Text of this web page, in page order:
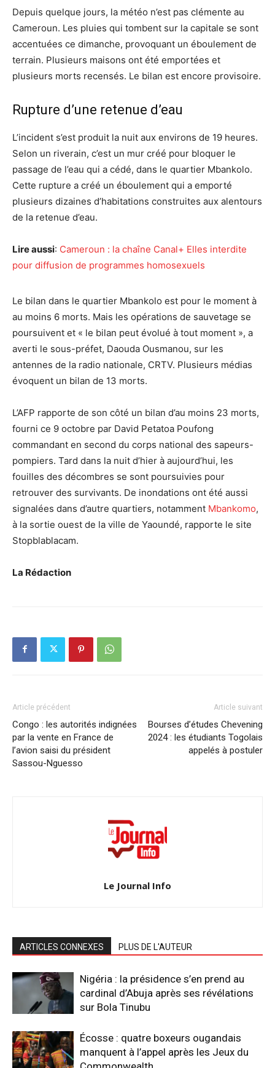
Depuis quelque jours, la météo n’est pas clémente au
Cameroun. Les pluies qui tombent sur la capitale se sont
accentuées ce dimanche, provoquant un éboulement de
terrain. Plusieurs maisons ont été emportées et
plusieurs morts recensés. Le bilan est encore provisoire.
Rupture d’une retenue d’eau
L’incident s’est produit la nuit aux environs de 19 heures.
Selon un riverain, c’est un mur créé pour bloquer le
passage de l’eau qui a cédé, dans le quartier Mbankolo.
Cette rupture a créé un éboulement qui a emporté
plusieurs dizaines d’habitations construites aux alentours
de la retenue d’eau.
Lire aussi: Cameroun : la chaîne Canal+ Elles interdite
pour diffusion de programmes homosexuels
Le bilan dans le quartier Mbankolo est pour le moment à
au moins 6 morts. Mais les opérations de sauvetage se
poursuivent et « le bilan peut évolué à tout moment », a
averti le sous-préfet, Daouda Ousmanou, sur les
antennes de la radio nationale, CRTV. Plusieurs médias
évoquent un bilan de 13 morts.
L’AFP rapporte de son côté un bilan d’au moins 23 morts,
fourni ce 9 octobre par David Petatoa Poufong
commandant en second du corps national des sapeurs-
pompiers. Tard dans la nuit d’hier à aujourd’hui, les
fouilles des décombres se sont poursuivies pour
retrouver des survivants. De inondations ont été aussi
signalées dans d’autre quartiers, notamment Mbankomo,
à la sortie ouest de la ville de Yaoundé, rapporte le site
Stopblablacam.
La Rédaction
Article précédent
Congo : les autorités indignées
par la vente en France de
l’avion saisi du président
Sassou-Nguesso
Article suivant
Bourses d’études Chevening
2024 : les étudiants Togolais
appelés à postuler
Le Journal Info
ARTICLES CONNEXES PLUS DE L'AUTEUR
Nigéria : la présidence s’en prend au
cardinal d’Abuja après ses révélations
sur Bola Tinubu
Écosse : quatre boxeurs ougandais
manquent à l’appel après les Jeux du